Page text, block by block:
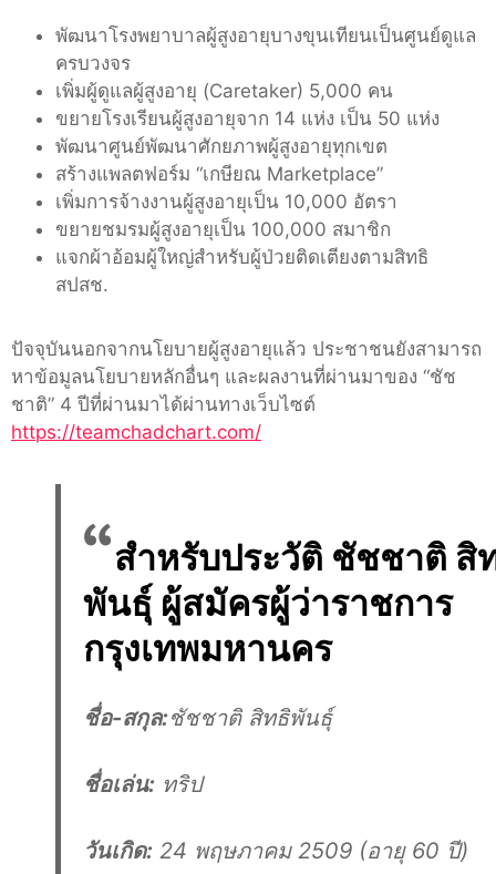
พัฒนาโรงพยาบาลผู้สูงอายุบางขุนเทียนเป็นศูนย์ดูแล
ครบวงจร
เพิ่มผู้ดูแลผู้สูงอายุ (Caretaker) 5,000 คน
ขยายโรงเรียนผู้สูงอายุจาก 14 แห่ง เป็น 50 แห่ง
พัฒนาศูนย์พัฒนาศักยภาพผู้สูงอายุทุกเขต
สร้างแพลตฟอร์ม “เกษียณ Marketplace”
เพิ่มการจ้างงานผู้สูงอายุเป็น 10,000 อัตรา
ขยายชมรมผู้สูงอายุเป็น 100,000 สมาชิก
แจกผ้าอ้อมผู้ใหญ่สำหรับผู้ป่วยติดเตียงตามสิทธิ
สปสช.
ปัจจุบันนอกจากนโยบายผู้สูงอายุแล้ว ประชาชนยังสามารถ
หาข้อมูลนโยบายหลักอื่นๆ และผลงานที่ผ่านมาของ “ชัช
ชาติ” 4 ปีที่ผ่านมาได้ผ่านทางเว็บไซต์
https://teamchadchart.com/
สำหรับประวัติ ชัชชาติ สิ
พันธุ์ ผู้สมัครผู้ว่าราชการ
กรุงเทพมหานคร
ชื่อ-สกุล:ชัชชาติ สิทธิพันธุ์
ชื่อเล่น: ทริป
วันเกิด: 24 พฤษภาคม 2509 (อายุ 60 ปี)